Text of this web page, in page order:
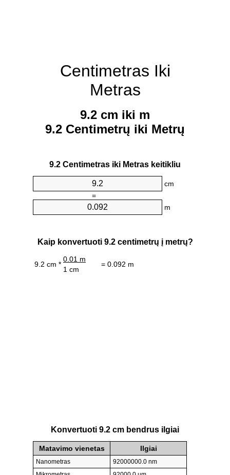
Centimetras Iki
Metras
9.2 cm iki m
9.2 Centimetrų iki Metrų
9.2 Centimetras iki Metras keitikliu
cm
=
m
Kaip konvertuoti 9.2 centimetrų į metrų?
9.2 cm *
0.01 m
= 0.092 m
1 cm
Konvertuoti 9.2 cm bendrus ilgiai
Matavimo vienetas Ilgiai
Nanometras
92000000.0 nm